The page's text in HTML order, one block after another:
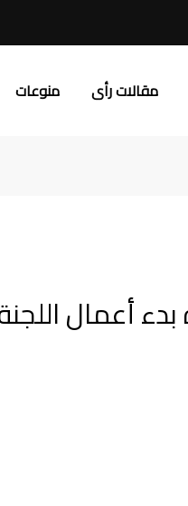
مقالات رأى منوعات
أعمال